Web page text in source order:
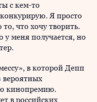
с кем-то
Я просто
что хочу творить.
у меня получается, но
в которой Депп
вероятных
кинопремию.
в российских